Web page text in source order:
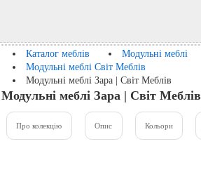
Каталог меблів
Модульні меблі
Модульні меблі Світ Меблів
Модульні меблі Зара | Світ Меблів
Модульні меблі Зара | Світ Меблів
Про колекцію Опис Кольори